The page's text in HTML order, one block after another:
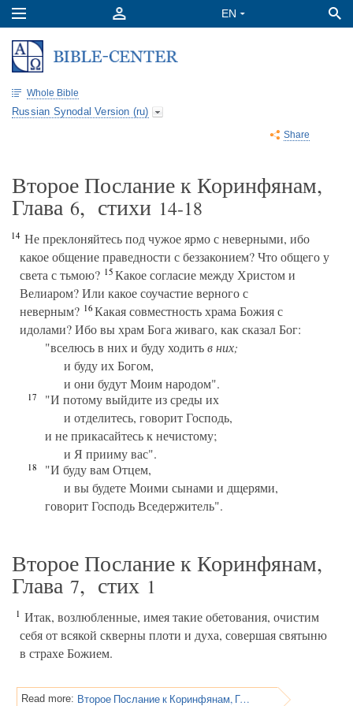
Whole Bible
Russian Synodal Version (ru)
Share
Второе Послание к Коринфянам,
Глава 6, стихи 14-18
14 Не преклоняйтесь под чужое ярмо с неверными, ибо
какое общение праведности с беззаконием? Что общего у
света с тьмою? 15Какое согласие между Христом и
Велиаром? Или какое соучастие верного с
неверным? 16Какая совместность храма Божия с
идолами? Ибо вы храм Бога живаго, как сказал Бог:
"вселюсь в них и буду ходитьв них;
и буду их Богом,
и они будут Моим народом".
17
"И потому выйдите из среды их
и отделитесь, говорит Господь,
и не прикасайтесь к нечистому;
и Я прииму вас".
18
"И буду вам Отцем,
и вы будете Моими сынами и дщерями,
говорит Господь Вседержитель".
Второе Послание к Коринфянам,
Глава 7, стих 1
1 Итак, возлюбленные, имея такие обетования, очистим
себя от всякой скверны плоти и духа, совершая святыню
в страхе Божием.
Read more: Второе Послание к Коринфянам, Глава 7